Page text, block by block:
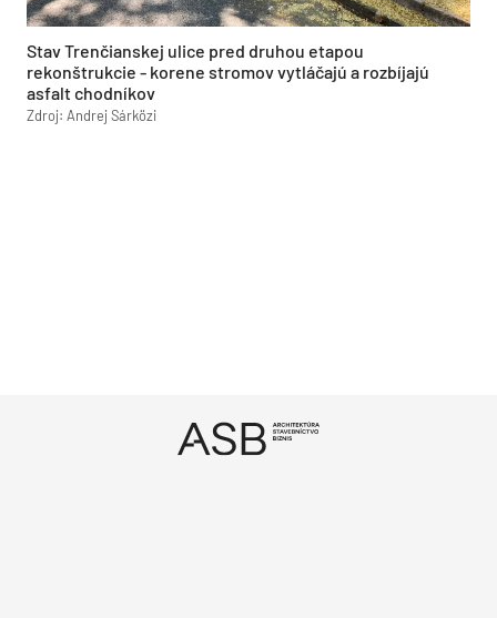
Stav Trenčianskej ulice pred druhou etapou
rekonštrukcie - korene stromov vytláčajú a rozbíjajú
asfalt chodníkov
Zdroj: Andrej Sárközi